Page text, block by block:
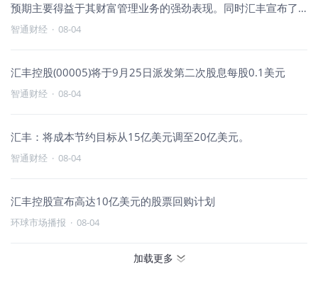
预期主要得益于其财富管理业务的强劲表现。同时汇丰宣布了
一项价
智通财经 · 08-04
汇丰控股(00005)将于9月25日派发第二次股息每股0.1美元
智通财经 · 08-04
汇丰：将成本节约目标从15亿美元调至20亿美元。
智通财经 · 08-04
汇丰控股宣布高达10亿美元的股票回购计划
环球市场播报 · 08-04
加载更多